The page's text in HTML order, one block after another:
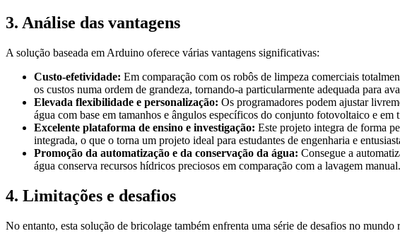
3. Análise das vantagens
A solução baseada em Arduino oferece várias vantagens significativas:
Custo-efetividade: Em comparação com os robôs de limpeza comerciais
os custos numa ordem de grandeza, tornando-a particularmente adequada para
Elevada flexibilidade e personalização: Os programadores podem ajustar
água com base em tamanhos e ângulos específicos do conjunto fotovoltaico e
Excelente plataforma de ensino e investigação: Este projeto integra de forma
integrada, o que o torna um projeto ideal para estudantes de engenharia e
Promoção da automatização e da conservação da água: Consegue a
água conserva recursos hídricos preciosos em comparação com a lavagem manual.
4. Limitações e desafios
No entanto, esta solução de bricolage também enfrenta uma série de desafios no mundo